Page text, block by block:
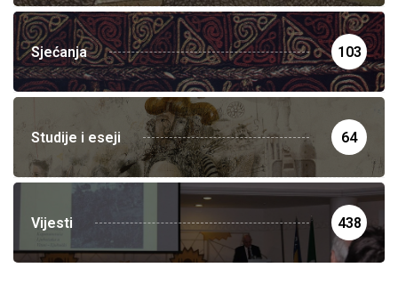
Sjećanja 103
Studije i eseji 64
Vijesti 438